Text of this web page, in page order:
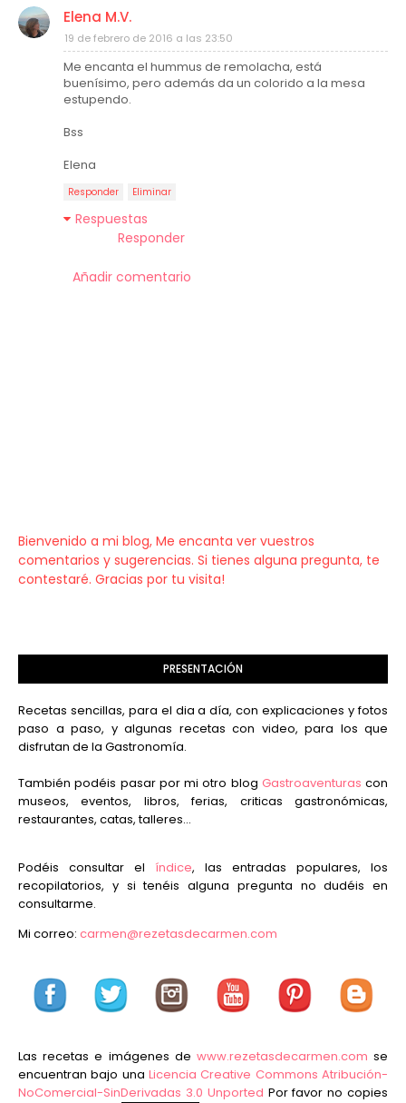
Elena M.V.
19 de febrero de 2016 a las 23:50
Me encanta el hummus de remolacha, está
buenísimo, pero además da un colorido a la mesa
estupendo.
Bss
Elena
Responder Eliminar
Respuestas
Responder
Añadir comentario
Bienvenido a mi blog, Me encanta ver vuestros
comentarios y sugerencias. Si tienes alguna pregunta, te
contestaré. Gracias por tu visita!
PRESENTACIÓN
Recetas sencillas, para el dia a día, con explicaciones y fotos
paso a paso, y algunas recetas con video, para los que
disfrutan de la Gastronomía.
También podéis pasar por mi otro blog Gastroaventuras con
museos, eventos, libros, ferias, criticas gastronómicas,
restaurantes, catas, talleres...
Podéis consultar el índice, las entradas populares, los
recopilatorios, y si tenéis alguna pregunta no dudéis en
consultarme.
Mi correo: carmen@rezetasdecarmen.com
Las recetas e imágenes de www.rezetasdecarmen.com se
encuentran bajo una Licencia Creative Commons Atribución-
NoComercial-SinDerivadas 3.0 Unported Por favor no copies